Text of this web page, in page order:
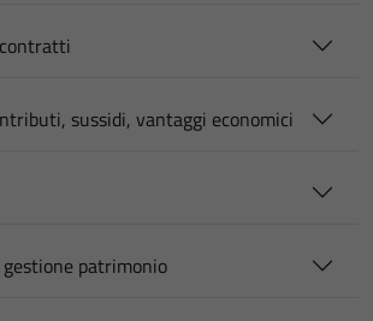
sussidi, vantaggi economici
patrimonio